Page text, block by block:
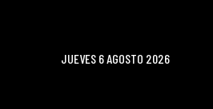
JUEVES 6 AGOSTO 2026